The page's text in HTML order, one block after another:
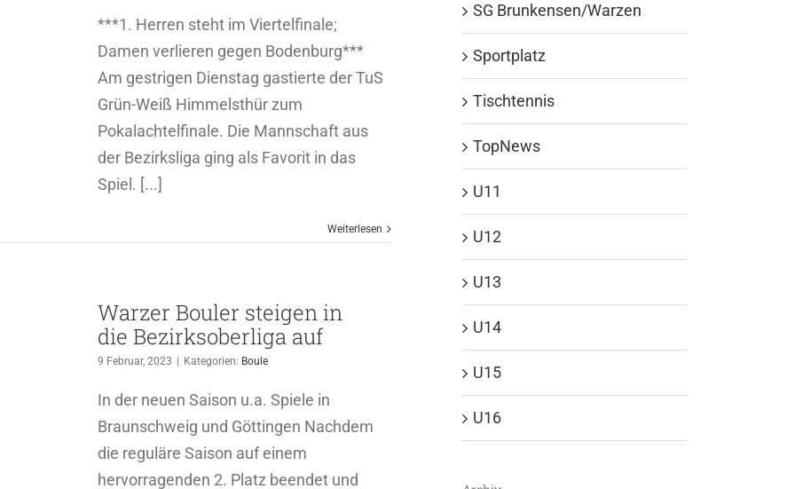
***1. Herren steht im Viertelfinale;
Damen verlieren gegen Bodenburg***
Am gestrigen Dienstag gastierte der TuS
Grün-Weiß Himmelsthür zum
Pokalachtelfinale. Die Mannschaft aus
der Bezirksliga ging als Favorit in das
Spiel. [...]
Weiterlesen
Warzer Bouler steigen in
die Bezirksoberliga auf
9 Februar, 2023 Kategorien: Boule
In der neuen Saison u.a. Spiele in
Braunschweig und Göttingen Nachdem
die reguläre Saison auf einem
hervorragenden 2. Platz beendet und
SG Brunkensen/Warzen
Sportplatz
Tischtennis
TopNews
U11
U12
U13
U14
U15
U16